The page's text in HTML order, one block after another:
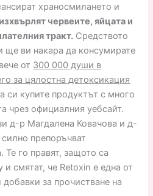
храносмилането и
червеите, яйцата и
тракт. Средството
ще ви накара да консумирате
от 300 000 души в
за цялостна детоксикация
си купите продуктът с много
чрез официалния уебсайт.
д-р Магдалена Ковачова и д-
препоръчват
Те го правят, защото са
смятат, че Retoxin е една от
за прочистване на